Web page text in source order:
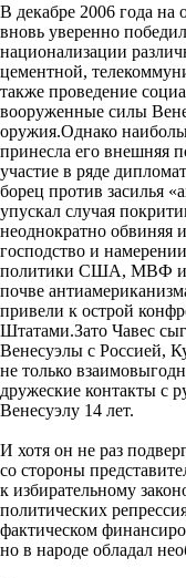
В декабре 2006 года на
вновь уверенно
национализации
цементной,
также проведение
вооруженные силы
оружия.Однако
принесла его внешняя
участие в ряде
борец против засилья
упускал случая
неоднократно обвиняя
господство и
политики США, МВФ и
почве
привели к острой
Штатами.Зато Чавес
Венесуэлы с Россией,
не только
дружеские контакты с
Венесуэлу 14 лет.
И хотя он не раз
со стороны
к избирательному
политических
фактическом
но в народе обладал